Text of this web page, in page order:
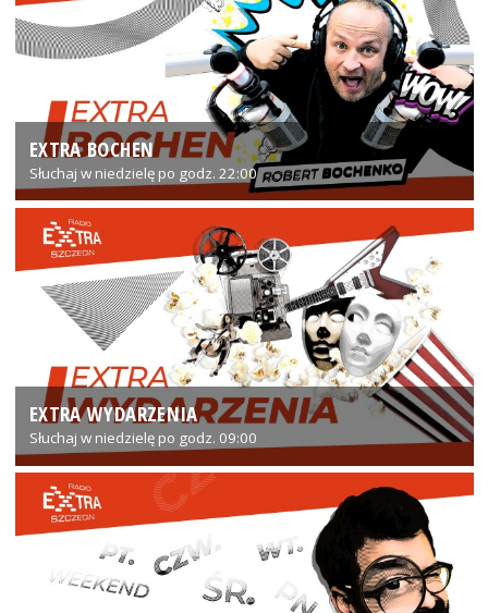
EXTRA BOCHEN
Słuchaj w niedzielę po godz. 22:00
EXTRA WYDARZENIA
Słuchaj w niedzielę po godz. 09:00